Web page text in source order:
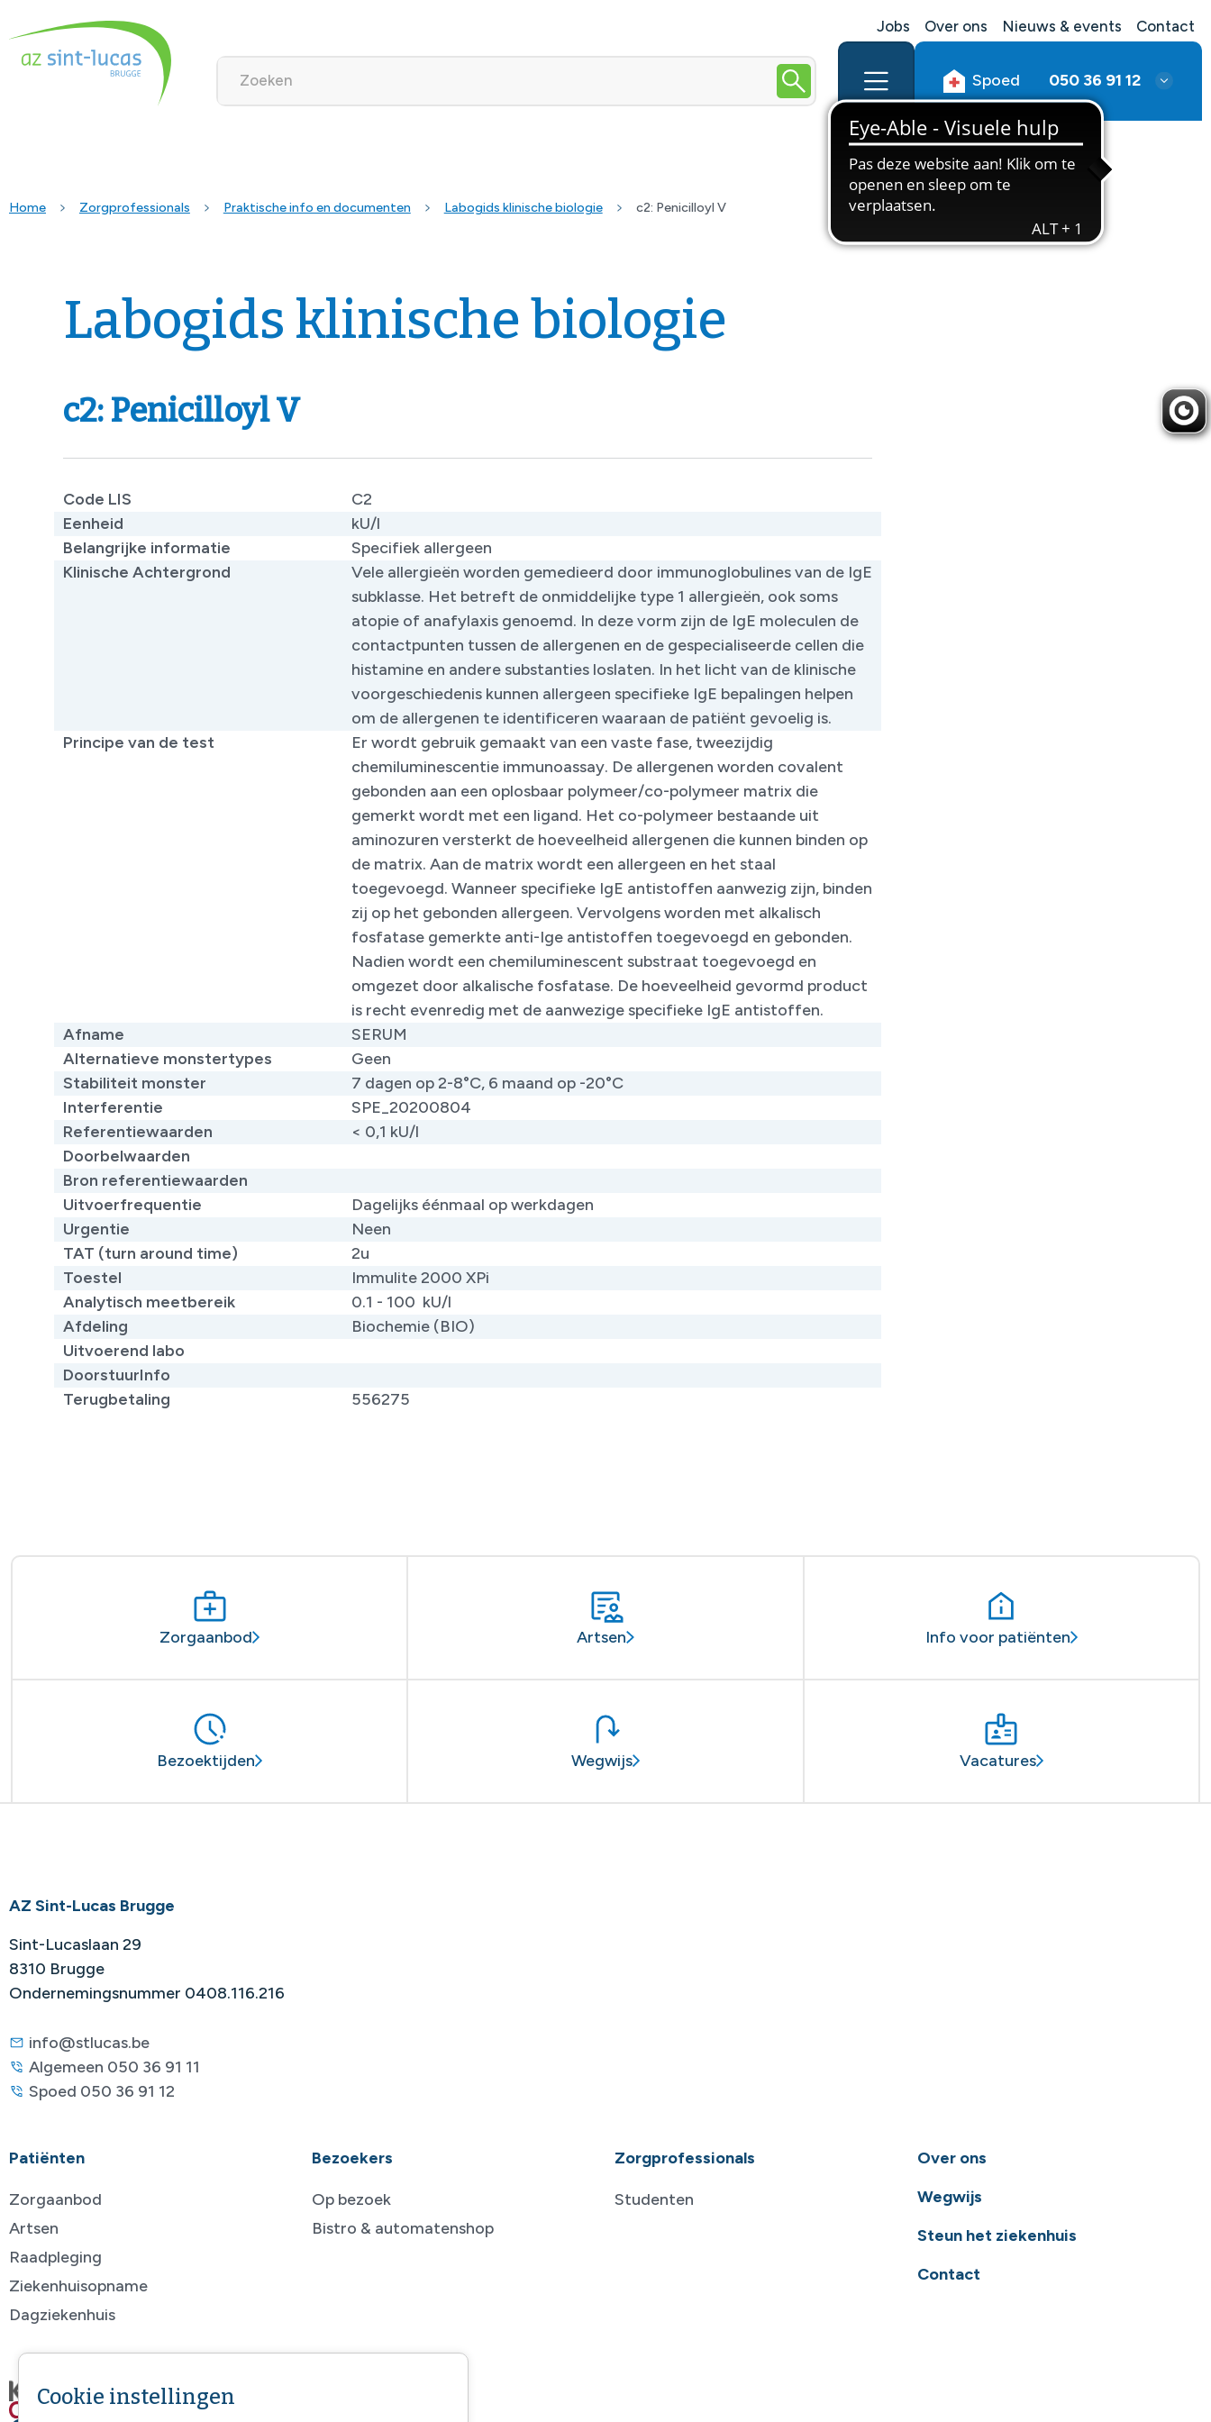
Jobs Over ons Nieuws & events Contact
Spoed 050 36 91 12
Home Zorgprofessionals Praktische info en documenten Labogids klinische biologie c2: Penicilloyl V
Labogids klinische biologie
c2: Penicilloyl V
Code LIS
C2
Eenheid
kU/l
Belangrijke informatie
Specifiek allergeen
Klinische Achtergrond
Vele allergieën worden gemedieerd door immunoglobulines van de IgE
subklasse. Het betreft de onmiddelijke type 1 allergieën, ook soms
atopie of anafylaxis genoemd. In deze vorm zijn de IgE moleculen de
contactpunten tussen de allergenen en de gespecialiseerde cellen die
histamine en andere substanties loslaten. In het licht van de klinische
voorgeschiedenis kunnen allergeen specifieke IgE bepalingen helpen
om de allergenen te identificeren waaraan de patiënt gevoelig is.
Principe van de test
Er wordt gebruik gemaakt van een vaste fase, tweezijdig
chemiluminescentie immunoassay. De allergenen worden covalent
gebonden aan een oplosbaar polymeer/co-polymeer matrix die
gemerkt wordt met een ligand. Het co-polymeer bestaande uit
aminozuren versterkt de hoeveelheid allergenen die kunnen binden op
de matrix. Aan de matrix wordt een allergeen en het staal
toegevoegd. Wanneer specifieke IgE antistoffen aanwezig zijn, binden
zij op het gebonden allergeen. Vervolgens worden met alkalisch
fosfatase gemerkte anti-Ige antistoffen toegevoegd en gebonden.
Nadien wordt een chemiluminescent substraat toegevoegd en
omgezet door alkalische fosfatase. De hoeveelheid gevormd product
is recht evenredig met de aanwezige specifieke IgE antistoffen.
Afname
SERUM
Alternatieve monstertypes
Geen
Stabiliteit monster
7 dagen op 2-8°C, 6 maand op -20°C
Interferentie
SPE_20200804
Referentiewaarden
< 0,1 kU/l
Doorbelwaarden
Bron referentiewaarden
Uitvoerfrequentie
Dagelijks éénmaal op werkdagen
Urgentie
Neen
TAT (turn around time)
2u
Toestel
Immulite 2000 XPi
Analytisch meetbereik
0.1 - 100 kU/l
Afdeling
Biochemie (BIO)
Uitvoerend labo
DoorstuurInfo
Terugbetaling
556275
Zorgaanbod Artsen Info voor patiënten
Bezoektijden Wegwijs Vacatures
AZ Sint-Lucas Brugge
Sint-Lucaslaan 29
8310 Brugge
Ondernemingsnummer 0408.116.216
info@stlucas.be
Algemeen 050 36 91 11
Spoed 050 36 91 12
Patiënten
Zorgaanbod
Artsen
Raadpleging
Ziekenhuisopname
Dagziekenhuis
Bezoekers
Op bezoek
Bistro & automatenshop
Zorgprofessionals
Studenten
Over ons
Wegwijs
Steun het ziekenhuis
Contact
Cookie instellingen